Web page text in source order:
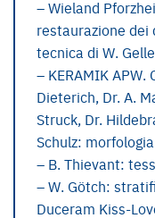
– Wieland
restaurazione dei
tecnica di W.
– KERAMIK
Dieterich, Dr. A.
Struck, Dr.
Schulz:
– B. Thievant:
– W. Götch:
Duceram Kiss-